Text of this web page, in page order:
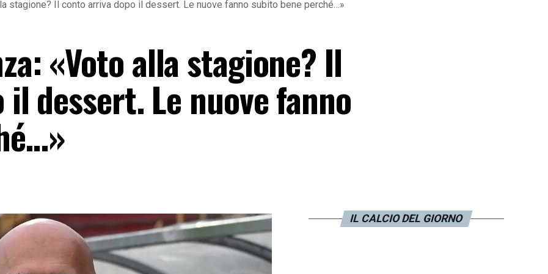
stagione? Il conto arriva dopo il dessert. Le nuove fanno subito bene perché…»
«Voto alla stagione? Il
dessert. Le nuove fanno
IL CALCIO DEL GIORNO